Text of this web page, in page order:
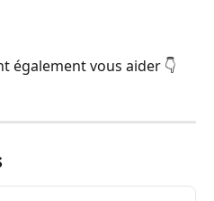
également vous aider 👇